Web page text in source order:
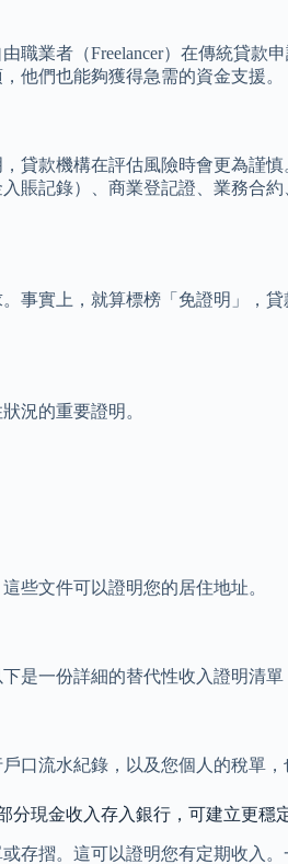
業者（Freelancer）在傳統貸款
他們也能夠獲得急需的資金支援。
貸款機構在評估風險時會更為謹
賬記錄）、商業登記證、業務合
實上，就算標榜「免證明」，
況的重要證明。
些文件可以證明您的居住地址。
是一份詳細的替代性收入證明清單
流水紀錄，以及您個人的稅單
分現金收入存入銀行，可建立更穩
存摺。這可以證明您有定期收入